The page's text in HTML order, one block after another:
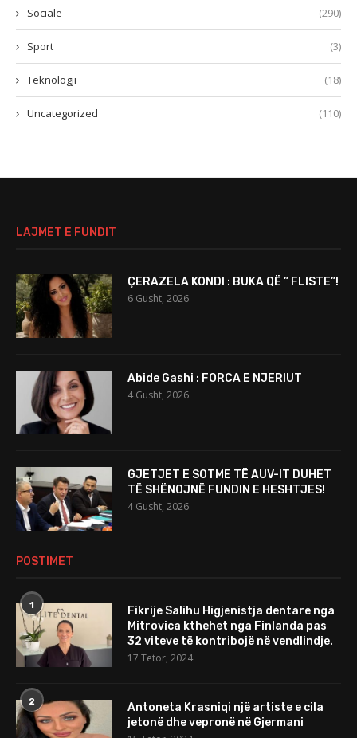
Sociale (290)
Sport (3)
Teknologji (18)
Uncategorized (110)
LAJMET E FUNDIT
ÇERAZELA KONDI : BUKA QË ” FLISTE”!
6 Gusht, 2026
Abide Gashi : FORCA E NJERIUT
4 Gusht, 2026
GJETJET E SOTME TË AUV-IT DUHET
TË SHËNOJNË FUNDIN E HESHTJES!
4 Gusht, 2026
POSTIMET
1
Fikrije Salihu Higjenistja dentare nga
Mitrovica kthehet nga Finlanda pas
32 viteve të kontribojë në vendlindje.
17 Tetor, 2024
2
Antoneta Krasniqi një artiste e cila
jetonë dhe vepronë në Gjermani